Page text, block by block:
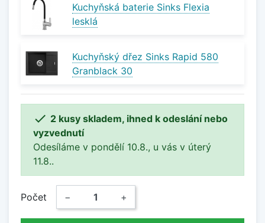
Kuchyňská baterie Sinks Flexia
lesklá
Kuchyňský dřez Sinks Rapid 580
Granblack 30
 2 kusy skladem, ihned k odeslání nebo
vyzvednutí
Odesíláme v pondělí 10.8., u vás v úterý
11.8..
Počet − +